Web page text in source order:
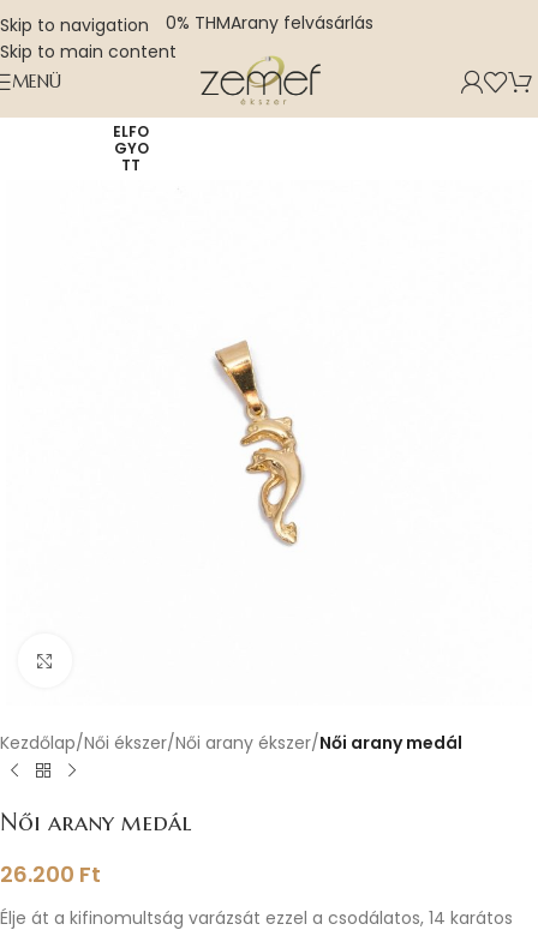
Skip to navigation
Skip to main content
0% THMArany felvásárlás
MENÜ
ELFO
GYO
TT
Kezdőlap Női ékszer Női arany ékszer Női arany medál
Női arany medál
26.200 Ft
Élje át a kifinomultság varázsát ezzel a csodálatos, 14 karátos